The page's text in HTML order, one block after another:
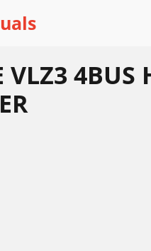
VLZ3 4BUS